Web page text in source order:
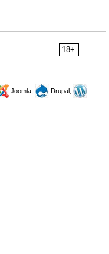
18+
Joomla,
Drupal,